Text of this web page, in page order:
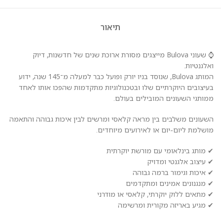
תיאור
⌚ שעוני Bulova מייצגים מסורת ארוכת שנים של חדשנות, דיוק
ואלגנטיות.
המותג Bulova, שנוסד בניו יורק ופועל כבר למעלה מ־145 שנה, ידוע
בעיצובים היוקרתיים שלו ובטכנולוגיות מתקדמות שהפכו אותו לאחד
ממותגי השעונים המובילים בעולם.
השעונים משלבים בין מראה קלאסי ומרשים לבין איכות גבוהה והתאמה
מושלמת ליום-יום או לאירועים מיוחדים.
✔ מותג בינלאומי עם מורשת יוקרתית
✔ עיצוב אלגנטי ומדויק
✔ איכות וגימור ברמה גבוהה
✔ מנגנונים אמינים ומתקדמים
✔ מתאים ללוק יוקרתי, קלאסי או מודרני
✔ מגיע באריזה מקורית ומרשימה